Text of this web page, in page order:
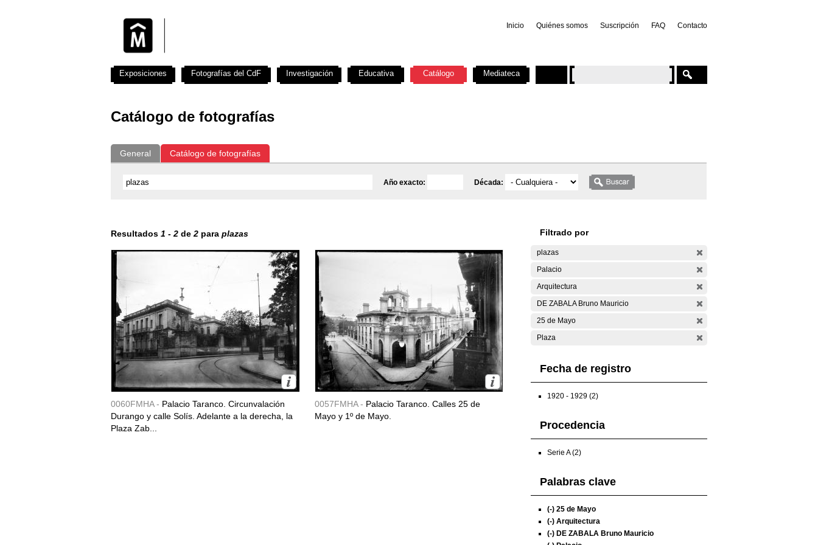
Inicio Quiénes somos Suscripción FAQ Contacto
Catálogo de fotografías
General Catálogo de fotografías
Año exacto: Década:
Resultados 1 - 2 de 2 para plazas
0060FMHA - Palacio Taranco. Circunvalación
Durango y calle Solís. Adelante a la derecha, la
Plaza Zab...
0057FMHA - Palacio Taranco. Calles 25 de
Mayo y 1º de Mayo.
Filtrado por
plazas
Palacio
Arquitectura
DE ZABALA Bruno Mauricio
25 de Mayo
Plaza
Fecha de registro
1920 - 1929 (2)
Procedencia
Serie A (2)
Palabras clave
(-) 25 de Mayo
(-) Arquitectura
(-) DE ZABALA Bruno Mauricio
Exposiciones Fotografías del CdF Investigación Educativa Catálogo Mediateca